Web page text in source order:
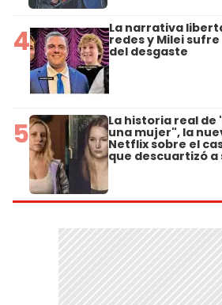
4 La narrativa
redes y Milei
del desgaste
5 La historia real de
una mujer", la
Netflix sobre el
que descuartizó a